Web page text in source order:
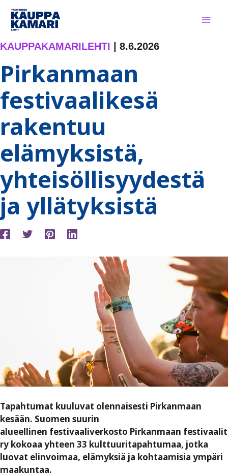
Siirry
sisältöön
KAUPPAKAMARILEHTI 8.6.2026
Pirkanmaan
festivaalikesä
rakentuu
elämyksistä,
yhteisöllisyydestä
ja yllätyksistä
Tapahtumat kuuluvat olennaisesti Pirkanmaan
kesään. Suomen suurin
alueellinen festivaaliverkosto Pirkanmaan festivaalit
ry kokoaa yhteen 33 kulttuuritapahtumaa, jotka
luovat elinvoimaa, elämyksiä ja kohtaamisia ympäri
maakuntaa.